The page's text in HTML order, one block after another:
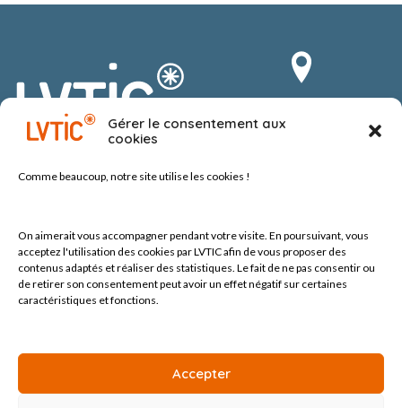
Gérer le consentement aux
cookies
Comme beaucoup, notre siteutilise les cookies !
On aimerait vous accompagner pendant votre visite. En poursuivant, vous
acceptez l'utilisation des cookies par LVTIC afin de vous proposer des
contenus adaptés et réaliser des statistiques. Le fait de ne pas consentir ou
de retirer son consentement peut avoir un effet négatif sur certaines
caractéristiques et fonctions.
Accepter
Route du Vergnolet 8
1070 Puidoux-Chexbres
Tel +41 (0) 21 552 60 10 contact@lvtic.ch